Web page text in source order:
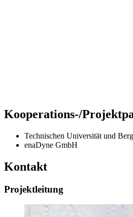
Kooperations-/
Technischen Universität und
enaDyne GmbH
Kontakt
Projektleitung